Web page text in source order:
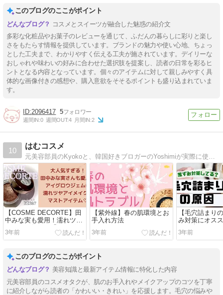
このブログのここがポイント
コスメとスイーツが融合した魅惑の紹介文
多彩な化粧品やお菓子のレビューを通じて、ふだんの暮らしに彩りと楽し
さをもたらす情報を提供しています。ブランドの魅力や使い心地、ちょっ
とした工夫まで、わかりやすく伝える工夫が施されています。デイリーな
おしゃれや味わいの好みに合わせた選択肢を提案し、読者の日常を彩るヒ
ントとなる内容となっています。個々のアイテムに対して親しみやすく具
体的な画像付きの感想や、購入意欲をそそるポイントも盛り込まれていま
す。
2096417 5
週間IN:0 週間OUT:4 月間IN:2
10
はむコスメ
【COSME DECORTE】田
中みな実も愛用！濡れツヤ
まぶたが作れる「アイグロ
ウジェム」をレビュー！
3年前
【紫外線】春の肌環境とお
手入れ方法
3年前
【毛穴詰まり
み対策にオス
ム紹介☆
3年前
このブログのここがポイント
美容知識と最新アイテム情報に特化した内容
元美容部員のコスメオタクが、肌のお手入れやメイクアップのコツを丁寧
に紹介しながら読者の「かわいい・きれい」を応援します。毛穴の悩みや
【Tips】気になるブログをフォロー。